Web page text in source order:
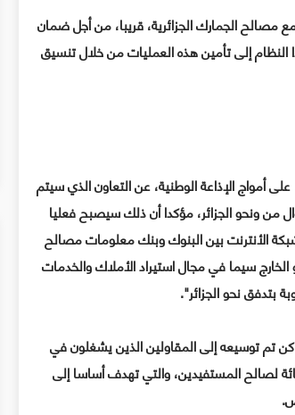
الجمارك الجزائرية، قريبا، من أجل ضمان
إلى تأمين هذه العمليات من خلال تنسيق
أمواج الإذاعة الوطنية، عن التعاون الذي سيتم
ونحو الجزائر، مؤكدا أن ذلك سيصبح فعليا
شبكة الأنترنت بين البنوك وبنك معلومات مصالح
سيما في مجال استيراد الأملاك والخدمات
نحو الجزائر".
تم توسيعه إلى المقاولين الذين يشغلون في
من قبل الدولة، بالإضافة إلى القروض بنسب فوائد مخفضة بـ1 بالمائة لصالح المستفيدين، والتي تهدف أساسا إلى